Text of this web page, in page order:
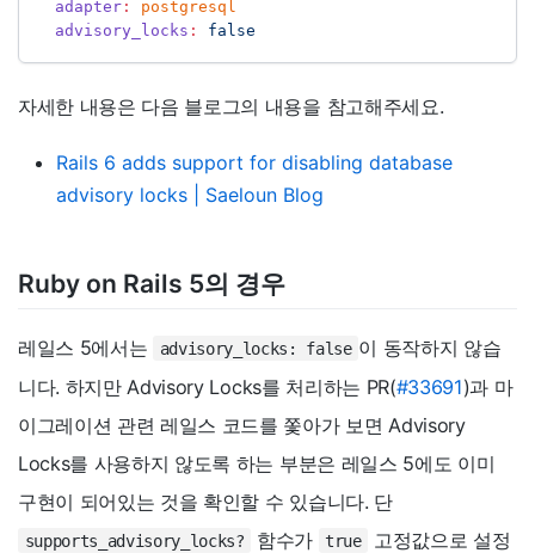
adapter :
postgresql
advisory_locks : false
자세한 내용은 다음 블로그의 내용을 참고해주세요.
Rails 6 adds support for disabling database
advisory locks | Saeloun Blog
Ruby on Rails 5의 경우
레일스 5에서는 advisory_locks: false 이 동작하지 않습
니다. 하지만 Advisory Locks를 처리하는 PR(#33691)과 마
이그레이션 관련 레일스 코드를 쫓아가 보면 Advisory
Locks를 사용하지 않도록 하는 부분은 레일스 5에도 이미
구현이 되어있는 것을 확인할 수 있습니다. 단
supports_advisory_locks? 함수가 true
고정값으로 설정